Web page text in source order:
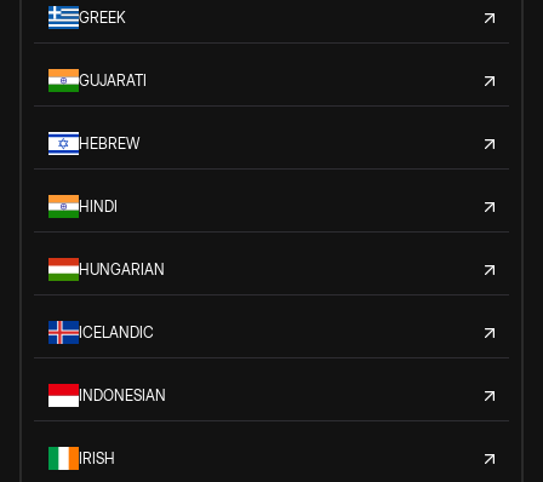
GREEK
GUJARATI
HEBREW
HINDI
HUNGARIAN
ICELANDIC
INDONESIAN
IRISH